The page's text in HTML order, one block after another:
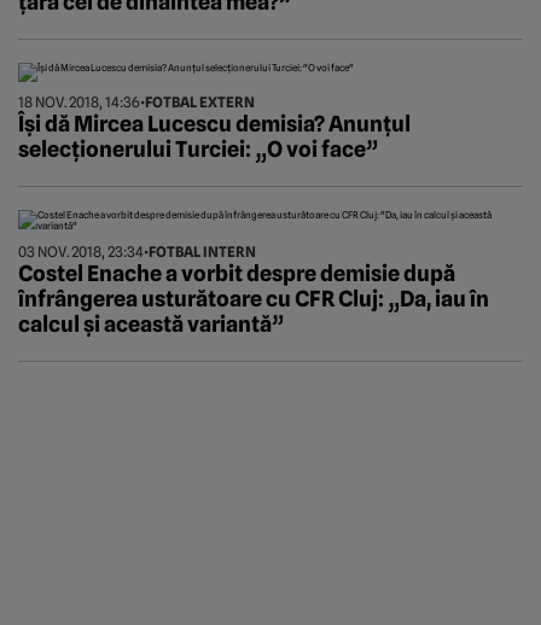
18 NOV. 2018, 14:36•FOTBAL EXTERN
Își dă Mircea Lucescu demisia? Anunțul
selecționerului Turciei: „O voi face”
03 NOV. 2018, 23:34•FOTBAL INTERN
Costel Enache a vorbit despre demisie după
înfrângerea usturătoare cu CFR Cluj: „Da, iau în
calcul și această variantă”